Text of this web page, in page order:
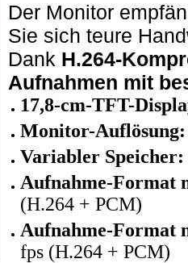
Der Monitor
Sie sich teure
Dank H.264-
Aufnahmen mit
17,8-cm-TFT-
Monitor-Auflösung:
Variabler Speicher:
Aufnahme-Format
(H.264 + PCM)
Aufnahme-Format
fps (H.264 + PCM)